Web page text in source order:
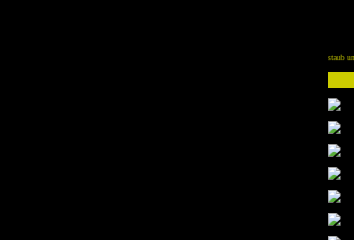
staub